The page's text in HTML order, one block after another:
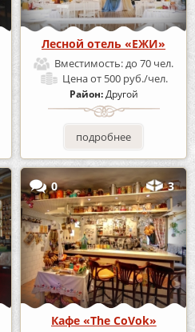
Лесной отель «ЕЖИ»
Вместимость:до 70 чел.
Ценаот 500 руб./чел.
Район:Другой
подробнее
0 3
Кафе «The CoVok»